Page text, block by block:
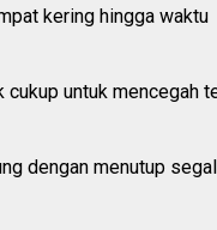
kering hingga waktu
cukup untuk mencegah
dengan menutup